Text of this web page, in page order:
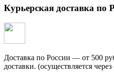
Курьерская доставка по
Доставка по России — от 500
доставки. (осуществляется